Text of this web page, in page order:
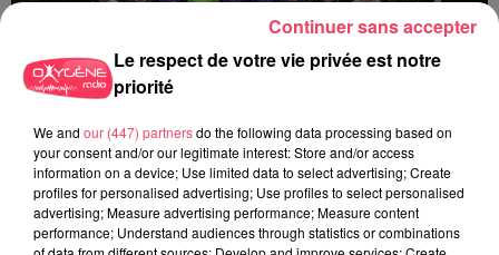
L'équipe du Placé FC évoluera en 4ème division
départementale
Crédit :Appoline Coueffe
Le respect de votre vie privée est notre
priorité
We and our (447) partnersdo the following data processing based on
your consent and/or our legitimate interest: Store and/or access
information on a device; Use limited data to select advertising; Create
profiles for personalised advertising; Use profiles to select personalised
advertising; Measure advertising performance; Measure content
performance; Understand audiences through statistics or combinations
Continuer sans accepter